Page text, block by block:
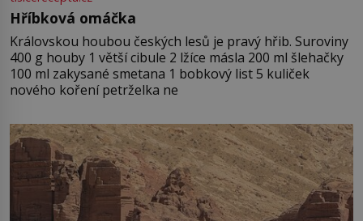
Hříbková omáčka
Královskou houbou českých lesů je pravý hřib. Suroviny
400 g houby 1 větší cibule 2 lžíce másla 200 ml šlehačky
100 ml zakysané smetana 1 bobkový list 5 kuliček
nového koření petrželka ne